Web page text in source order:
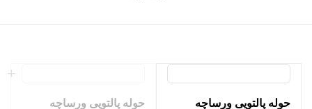
حوله پالتویی ورساچه
حوله پالتویی ورساچه